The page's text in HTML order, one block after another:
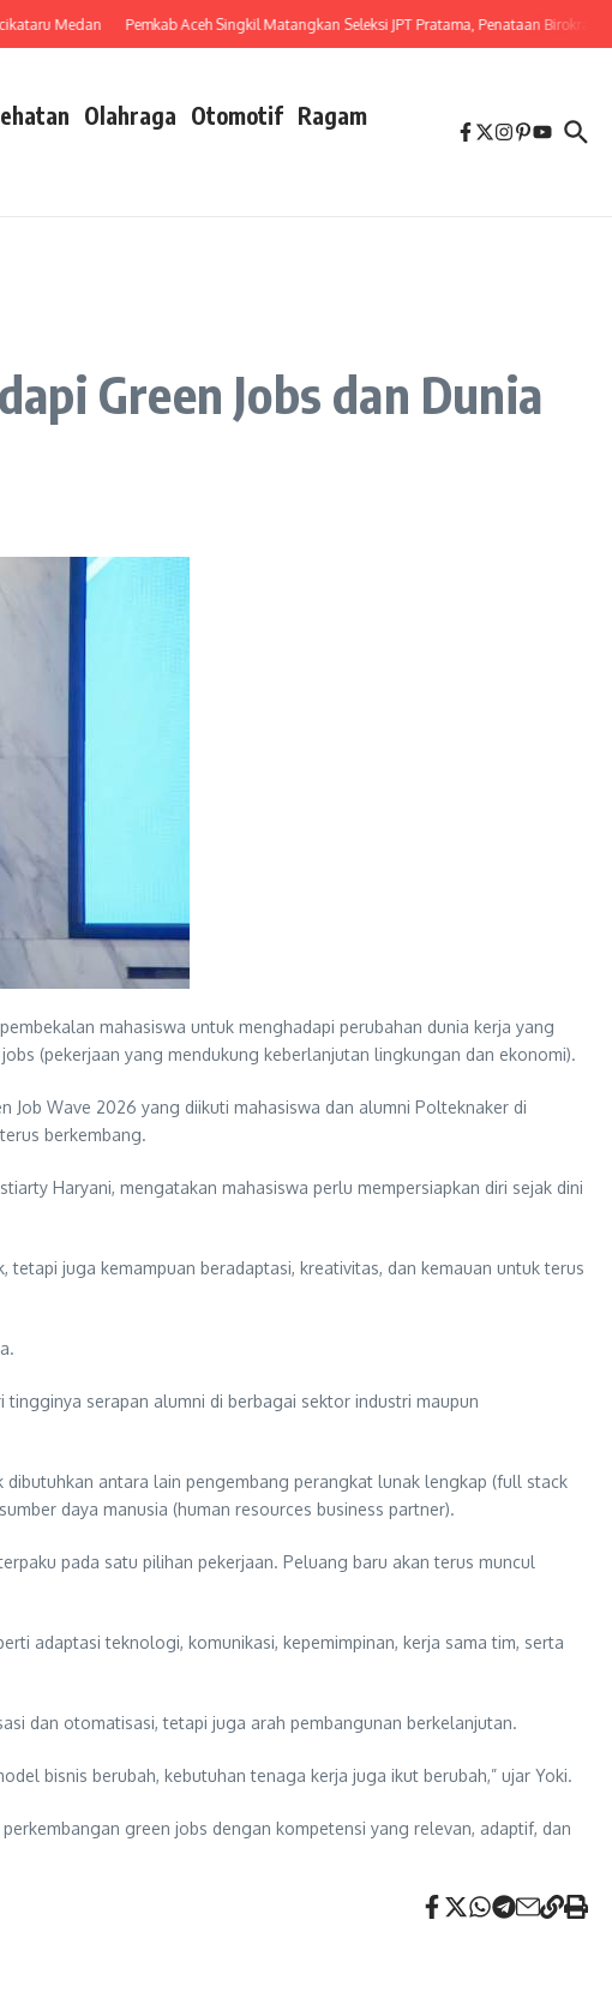
Medan Pemkab Aceh Singkil Matangkan Seleksi JPT Pratama, Penataan Birokrasi
Olahraga Otomotif Ragam
Green Jobs dan Dunia
mahasiswa untuk menghadapi perubahan dunia kerja yang
(pekerjaan yang mendukung keberlanjutan lingkungan dan ekonomi).
Wave 2026 yang diikuti mahasiswa dan alumni Polteknaker di
berkembang.
Haryani, mengatakan mahasiswa perlu mempersiapkan diri sejak dini
juga kemampuan beradaptasi, kreativitas, dan kemauan untuk terus
serapan alumni di berbagai sektor industri maupun
antara lain pengembang perangkat lunak lengkap (full stack
daya manusia (human resources business partner).
pada satu pilihan pekerjaan. Peluang baru akan terus muncul
adaptasi teknologi, komunikasi, kepemimpinan, kerja sama tim, serta
dan otomatisasi, tetapi juga arah pembangunan berkelanjutan.
bisnis berubah, kebutuhan tenaga kerja juga ikut berubah,” ujar Yoki.
green jobs dengan kompetensi yang relevan, adaptif, dan